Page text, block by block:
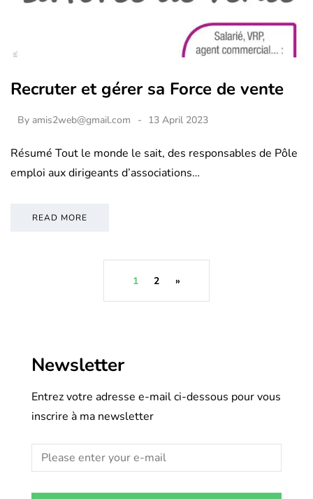
Recruter et gérer sa Force de vente
By amis2web@gmail.com 13 April 2023
Résumé Tout le monde le sait, des responsables de Pôle
emploi aux dirigeants d’associations…
READ MORE
1 2 »
Newsletter
Entrez votre adresse e-mail ci-dessous pour vous
inscrire à ma newsletter